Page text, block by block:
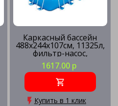
Каркасный бассейн
488х244х107см, 11325л,
фильтр-насос,
лестница, подстилка,
тент, скиммер
1617.00 р
Купить в 1 клик